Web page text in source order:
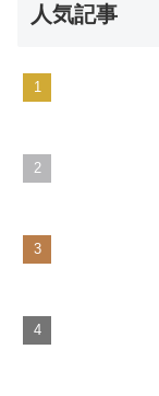
人気記事